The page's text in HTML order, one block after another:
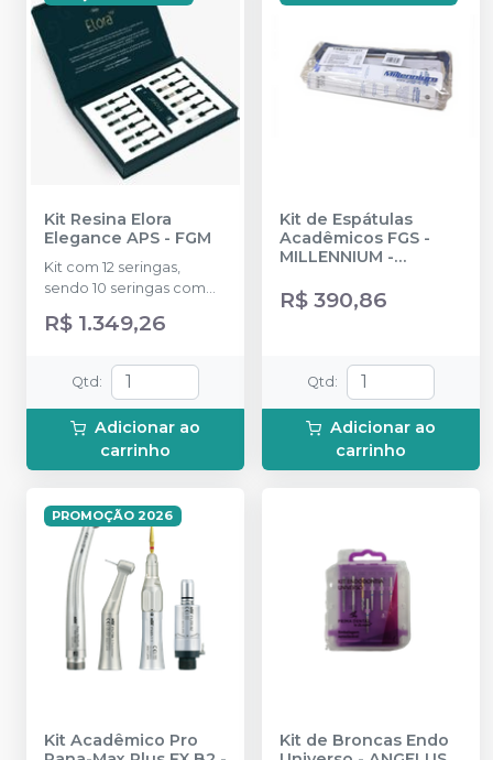
Kit Resina Elora
Elegance APS - FGM
Kit com 12 seringas,
sendo 10 seringas com
XBL, DB1, DA1 e DA3) e 2
R$ 1.349,26
Qtd :
Adicionar ao
carrinho
Kit de Espátulas
Acadêmicos FGS -
MILLENNIUM -
R$ 390,86
Qtd :
Adicionar ao
carrinho
PROMOÇÃO 2026
Kit Acadêmico Pro
Kit de Broncas Endo